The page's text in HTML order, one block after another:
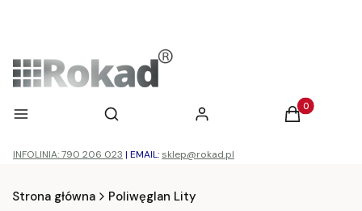
Menu Otwórz wyszukiwarkę
Szukaj Zaloguj się Produkty w
Koszyk
INFOLINIA: 790 206 023 | EMAIL: sklep@rokad.pl
Strona główna Poliwęglan Lity